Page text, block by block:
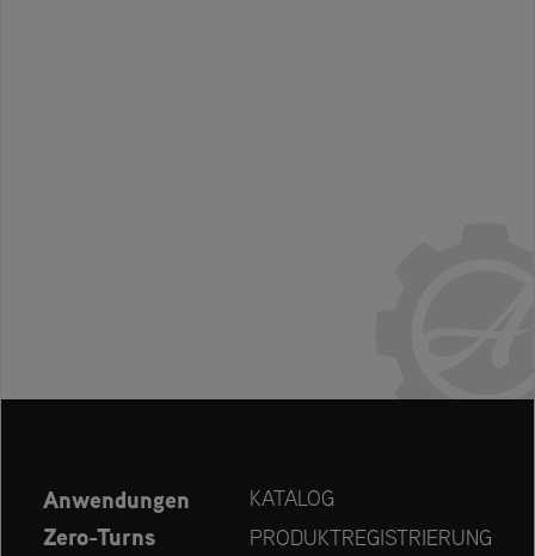
Anwendungen
Zero-Turns
KATALOG
PRODUKTREGISTRIERUNG